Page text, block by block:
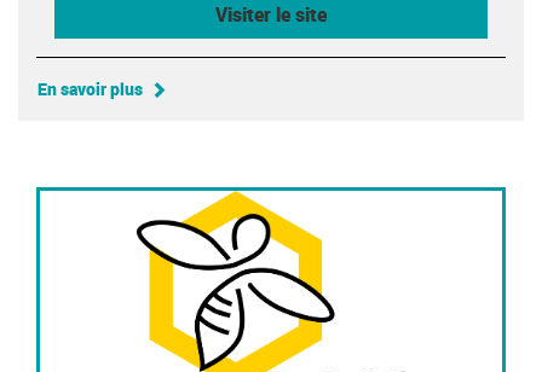
Visiter le site
En savoir plus